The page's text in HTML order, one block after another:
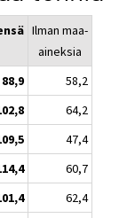
Ilman maa-
aineksia
88,9
58,2
64,2
47,4
60,7
62,4